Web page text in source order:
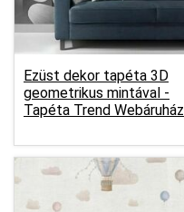
Ezüst dekor tapéta 3D
geometrikus mintával -
Tapéta Trend Webáruház